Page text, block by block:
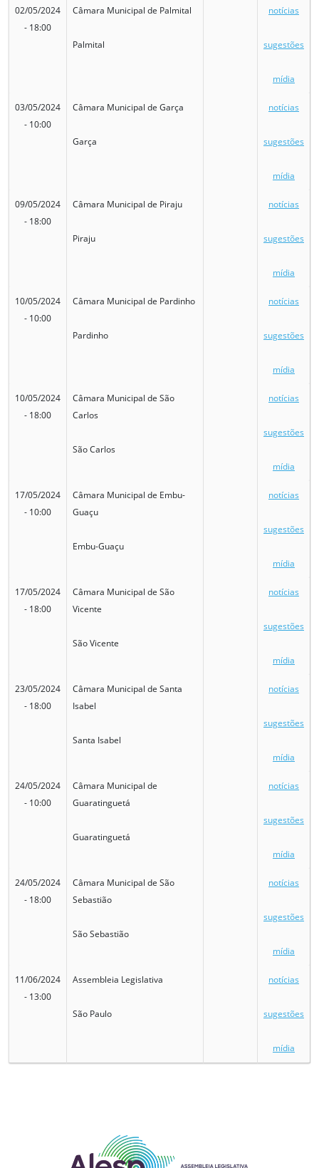
02/05/2024
- 18:00
Câmara Municipal de Palmital
Palmital
notícias
sugestões
mídia
03/05/2024
- 10:00
Câmara Municipal de Garça
Garça
notícias
sugestões
mídia
09/05/2024
- 18:00
Câmara Municipal de Piraju
Piraju
notícias
sugestões
mídia
10/05/2024
- 10:00
Câmara Municipal de Pardinho
Pardinho
notícias
sugestões
mídia
10/05/2024
- 18:00
Câmara Municipal de São
Carlos
São Carlos
notícias
sugestões
mídia
17/05/2024
- 10:00
Câmara Municipal de Embu-
Guaçu
Embu-Guaçu
notícias
sugestões
mídia
17/05/2024
- 18:00
Câmara Municipal de São
Vicente
São Vicente
notícias
sugestões
mídia
23/05/2024
- 18:00
Câmara Municipal de Santa
Isabel
Santa Isabel
notícias
sugestões
mídia
24/05/2024
- 10:00
Câmara Municipal de
Guaratinguetá
Guaratinguetá
notícias
sugestões
mídia
24/05/2024
- 18:00
Câmara Municipal de São
Sebastião
São Sebastião
notícias
sugestões
mídia
11/06/2024
- 13:00
Assembleia Legislativa
São Paulo
notícias
sugestões
mídia